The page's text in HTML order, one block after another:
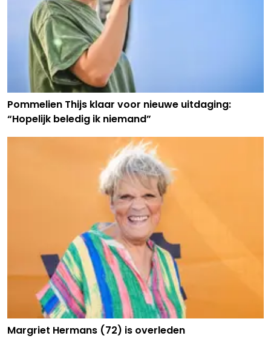
Pommelien Thijs klaar voor nieuwe uitdaging:
“Hopelijk beledig ik niemand”
Margriet Hermans (72) is overleden